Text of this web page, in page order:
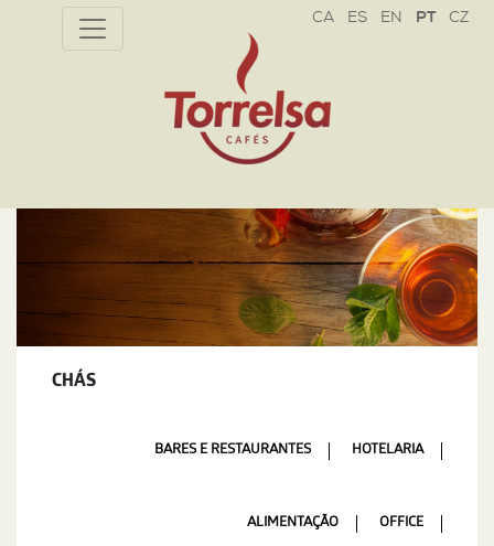
CZ
CHÁS
BARES E RESTAURANTES HOTELARIA
ALIMENTAÇÃO OFFICE